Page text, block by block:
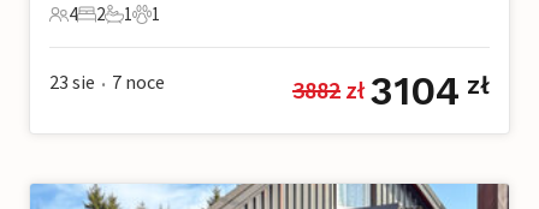
4 Goście
4
2 Sypialnie
2
1 Łazienka
1
1 Zwierzę domowe
1
23 sie • 7 noce 3882 zł 3104 zł